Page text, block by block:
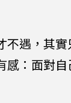
不遇，其
感：面對